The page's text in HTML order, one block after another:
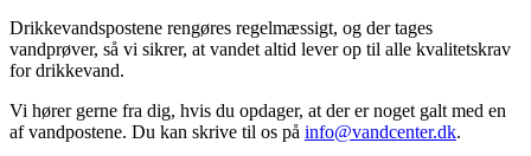
Drikkevandspostene rengøres regelmæssigt, og der tages
vandprøver, så vi sikrer, at vandet altid lever op til alle kvalitetskrav
for drikkevand.
Vi hører gerne fra dig, hvis du opdager, at der er noget galt med en
af vandpostene. Du kan skrive til os på info@vandcenter.dk.